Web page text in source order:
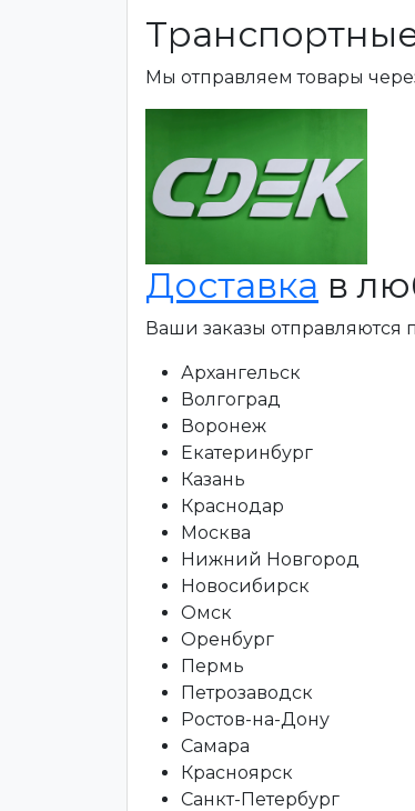
Мы отправляем товары
Доставка в
Ваши заказы
Архангельск
Волгоград
Воронеж
Екатеринбург
Казань
Краснодар
Москва
Нижний Новгород
Новосибирск
Омск
Оренбург
Пермь
Петрозаводск
Ростов-на-Дону
Самара
Красноярск
Санкт-Петербург